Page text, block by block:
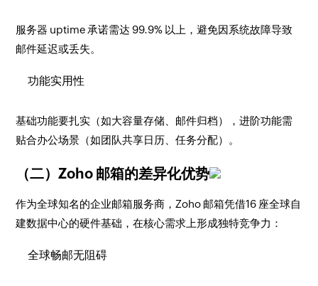
服务器 uptime 承诺需达 99.9% 以上，避免因系统故障导致
邮件延迟或丢失。
功能实用性
基础功能要扎实（如大容量存储、邮件归档），进阶功能需
贴合办公场景（如团队共享日历、任务分配）。
（二）Zoho 邮箱的差异化优势
作为全球知名的企业邮箱服务商，Zoho 邮箱凭借16 座全球自
建数据中心的硬件基础，在核心需求上形成独特竞争力：
全球畅邮无阻碍